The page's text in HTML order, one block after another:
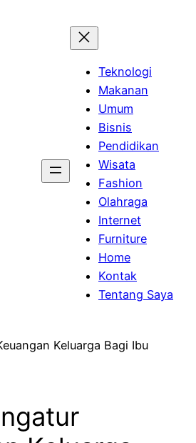
Teknologi
Makanan
Umum
Bisnis
Pendidikan
Wisata
Fashion
Olahraga
Internet
Furniture
Home
Kontak
Tentang Saya